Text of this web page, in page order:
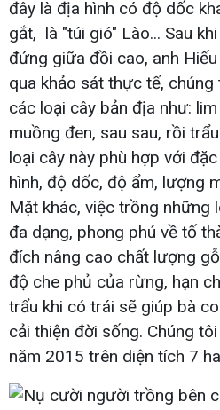
đây là địa hình có độ dốc
gắt, là "túi gió" Lào... Sau
đứng giữa đồi cao, anh
qua khảo sát thực tế,
các loại cây bản địa như:
muồng đen, sau sau, rồi
loại cây này phù hợp với
hình, độ dốc, độ ẩm, lượng
Mặt khác, việc trồng những
đa dạng, phong phú về tố
đích nâng cao chất lượng
độ che phủ của rừng, hạn
trẩu khi có trái sẽ giúp bà
cải thiện đời sống. Chúng
năm 2015 trên diện tích 7